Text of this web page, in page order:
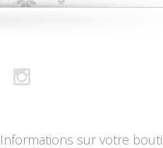
Informations sur votre